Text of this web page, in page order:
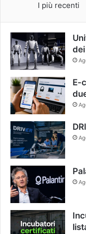
I più recenti
E-